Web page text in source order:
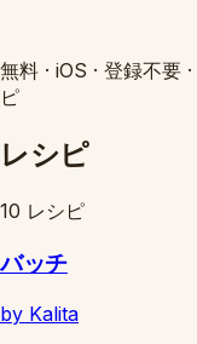
無料 · iOS · 登録不要 ·
ピ
レシピ
10 レシピ
バッチ
by Kalita